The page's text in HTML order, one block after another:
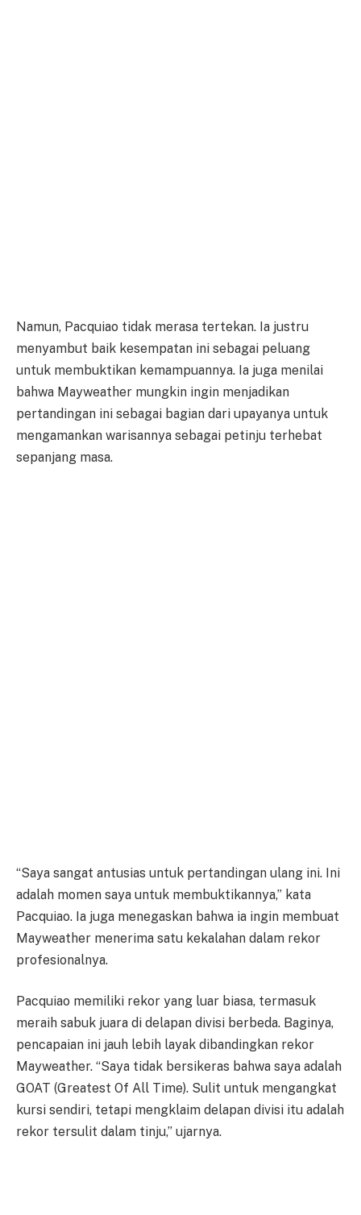
Namun, Pacquiao tidak merasa tertekan. Ia justru
menyambut baik kesempatan ini sebagai peluang
untuk membuktikan kemampuannya. Ia juga menilai
bahwa Mayweather mungkin ingin menjadikan
pertandingan ini sebagai bagian dari upayanya untuk
mengamankan warisannya sebagai petinju terhebat
sepanjang masa.
“Saya sangat antusias untuk pertandingan ulang ini. Ini
adalah momen saya untuk membuktikannya,” kata
Pacquiao. Ia juga menegaskan bahwa ia ingin membuat
Mayweather menerima satu kekalahan dalam rekor
profesionalnya.
Pacquiao memiliki rekor yang luar biasa, termasuk
meraih sabuk juara di delapan divisi berbeda. Baginya,
pencapaian ini jauh lebih layak dibandingkan rekor
Mayweather. “Saya tidak bersikeras bahwa saya adalah
GOAT (Greatest Of All Time). Sulit untuk mengangkat
kursi sendiri, tetapi mengklaim delapan divisi itu adalah
rekor tersulit dalam tinju,” ujarnya.